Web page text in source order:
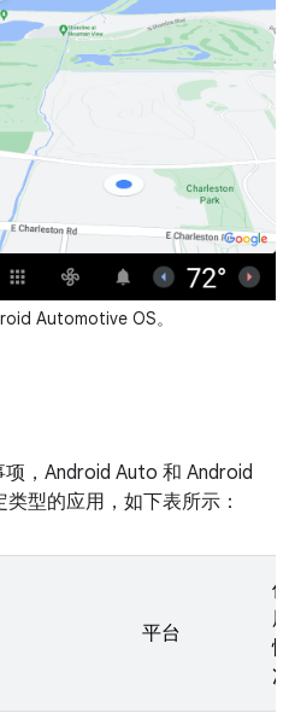
Automotive OS。
，Android Auto 和 Android
型的应用，如下表所示：
平台
使
用
情
况